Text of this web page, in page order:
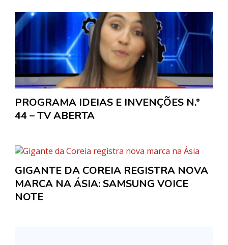
PROGRAMA IDEIAS E INVENÇÕES N.°
44 – TV ABERTA
GIGANTE DA COREIA REGISTRA NOVA
MARCA NA ÁSIA: SAMSUNG VOICE
NOTE